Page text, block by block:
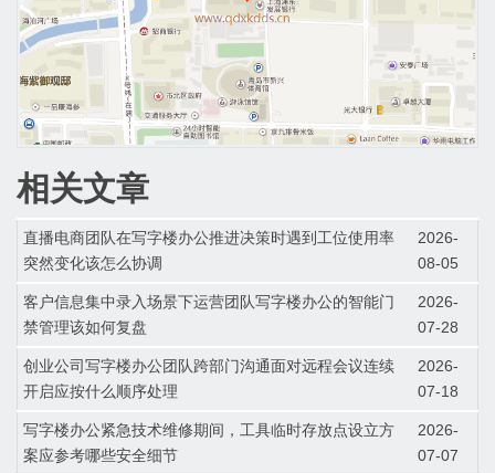
相关文章
直播电商团队在写字楼办公推进决策时遇到工位使用率
突然变化该怎么协调
2026-
08-05
客户信息集中录入场景下运营团队写字楼办公的智能门
禁管理该如何复盘
2026-
07-28
创业公司写字楼办公团队跨部门沟通面对远程会议连续
开启应按什么顺序处理
2026-
07-18
写字楼办公紧急技术维修期间，工具临时存放点设立方
案应参考哪些安全细节
2026-
07-07